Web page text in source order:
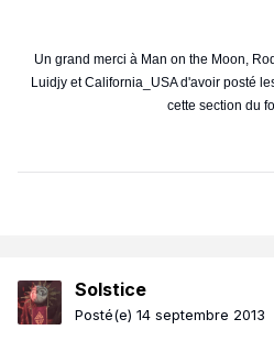
Un grand merci à Man on the Moon,
Luidjy et California_USA d'avoir posté
cette section du
Solstice
Posté(e) 14 septembre 2013